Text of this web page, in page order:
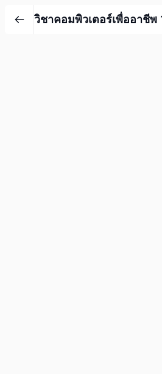
วิชาคอมพิวเตอร์เพื่ออาชี